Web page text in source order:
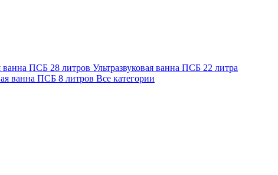
ванна ПСБ 28 литров Ультразвуковая ванна ПСБ 22 литра
ванна ПСБ 8 литров Все категории